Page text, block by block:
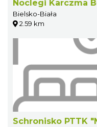
Noclegi Karczma
Bielsko-Biała
2.59 km
Schronisko PTTK